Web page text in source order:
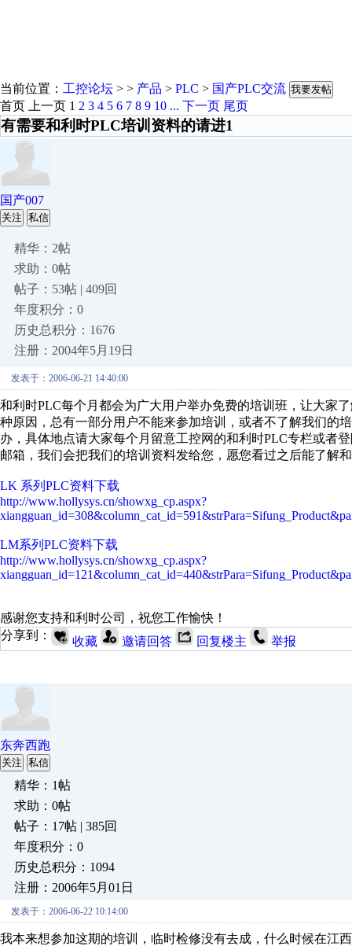
当前位置： 工控论坛 > > 产品 > PLC > 国产PLC交流 我要发帖
首页 上一页 1 2 3 4 5 6 7 8 9 10 ... 下一页 尾页
有需要和利时PLC培训资料的请进1
国产007
关注 私信
精华：2帖
求助：0帖
帖子：53帖 | 409回
年度积分：0
历史总积分：1676
注册：2004年5月19日
发表于：2006-06-21 14:40:00
和利时PLC每个月都会为广大用户举办免费的培训班，让大家
种原因，总有一部分用户不能来参加培训，或者不了解我们的
办，具体地点请大家每个月留意工控网的和利时PLC专栏或者
邮箱，我们会把我们的培训资料发给您，愿您看过之后能了解
LK 系列PLC资料下载
http://www.hollysys.cn/showxg_cp.aspx?
LM系列PLC资料下载
http://www.hollysys.cn/showxg_cp.aspx?
感谢您支持和利时公司，祝您工作愉快！
分享到：
收藏 邀请回答 回复楼主 举报
东奔西跑
关注 私信
精华：1帖
求助：0帖
帖子：17帖 | 385回
年度积分：0
历史总积分：1094
注册：2006年5月01日
发表于：2006-06-22 10:14:00
我本来想参加这期的培训，临时检修没有去成，什么时候在江